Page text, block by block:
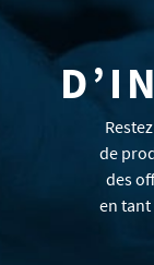
de
des
en tant